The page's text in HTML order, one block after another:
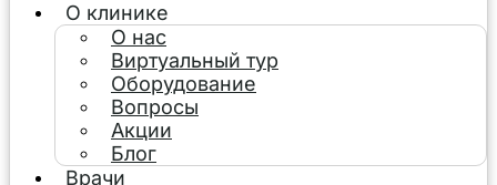
О клинике
О нас
Виртуальный тур
Оборудование
Вопросы
Акции
Блог
Врачи